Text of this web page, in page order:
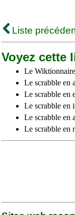
Liste
Voyez cette
Le
Le scrabble en
Le scrabble en
Le scrabble en
Le scrabble en
Le scrabble en